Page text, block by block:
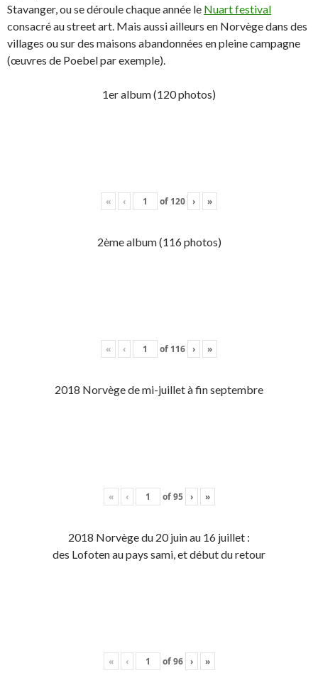
Stavanger, ou se déroule chaque année le Nuart festival
consacré au street art. Mais aussi ailleurs en Norvège dans des
villages ou sur des maisons abandonnées en pleine campagne
(œuvres de Poebel par exemple).
1er album (120 photos)
« ‹ of 120 › »
2ème album (116 photos)
« ‹ of 116 › »
2018 Norvège de mi-juillet à fin septembre
« ‹ of95 › »
2018 Norvège du 20 juin au 16 juillet :
des Lofoten au pays sami, et début du retour
« ‹ of96 › »